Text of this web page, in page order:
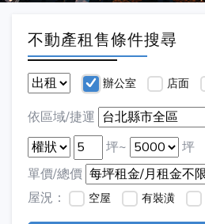
不動產租售條件搜尋
辦公室 店面
依區域/捷運
坪~
坪
單價/總價
屋況：
空屋 有裝潢